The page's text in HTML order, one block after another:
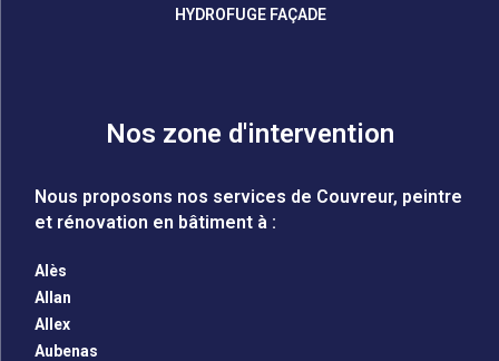
HYDROFUGE FAÇADE
Nos zone d'intervention
Nous proposons nos services de Couvreur, peintre
et rénovation en bâtiment à :
Alès
Allan
Allex
Aubenas